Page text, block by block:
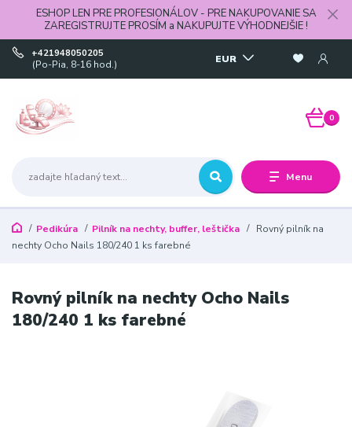
ESHOP LEN PRE PROFESIONÁLOV - PRE NAKUPOVANIE SA
ZAREGISTRUJTE PROSÍM a NAKUPUJTE VÝHODNEJŠIE !
Menu
EUR
+421948050205
(Po-Pia, 8-16 hod.)
0
Pedikúra Pilník na nechty, buffer, leštička
Rovný pilník na
nechty Ocho Nails 180/240 1 ks farebné
Rovný pilník na nechty Ocho Nails
180/240 1 ks farebné